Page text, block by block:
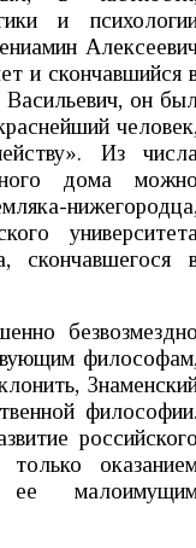
и
и скончавшийся
он
Из
дома
скончавшегося
только
ее